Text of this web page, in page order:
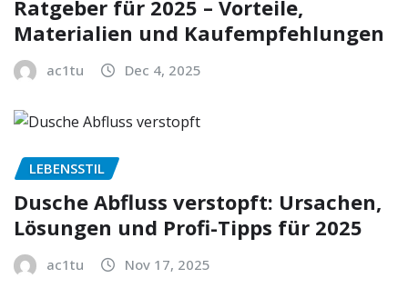
Ratgeber für 2025 – Vorteile,
Materialien und Kaufempfehlungen
ac1tu Dec 4, 2025
LEBENSSTIL
Dusche Abfluss verstopft: Ursachen,
Lösungen und Profi-Tipps für 2025
ac1tu Nov 17, 2025